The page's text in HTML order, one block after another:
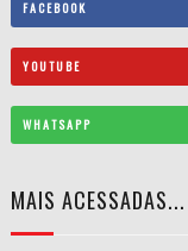
FACEBOOK
YOUTUBE
WHATSAPP
MAIS ACESSADAS...